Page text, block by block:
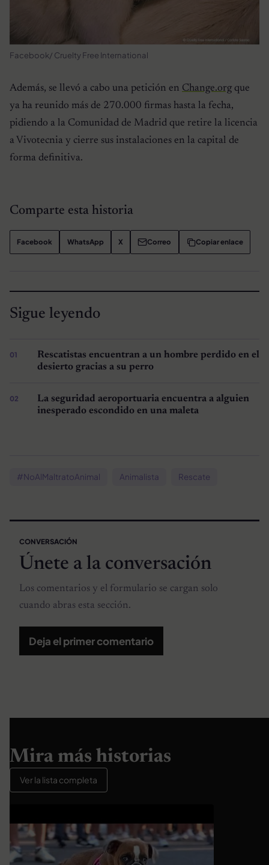
Facebook/ Cruelty Free International
Además, se llevó a cabo una petición en Change.org que
ya ha reunido más de 270.000 firmas hasta la fecha,
pidiendo a la Comunidad de Madrid que retire la licencia
a Vivotecnia y cierre sus instalaciones en la capital de
forma definitiva.
Comparte esta historia
Facebook WhatsApp X Correo Copiar enlace
Sigue leyendo
Rescatistas encuentran a un hombre perdido en el
desierto gracias a su perro
La seguridad aeroportuaria encuentra a alguien
inesperado escondido en una maleta
#NoAlMaltratoAnimal Animalista Rescate
CONVERSACIÓN
Únete a la conversación
Los comentarios y el formulario se cargan solo
cuando abras esta sección.
Deja el primer comentario
Mira más historias
Ver la lista completa